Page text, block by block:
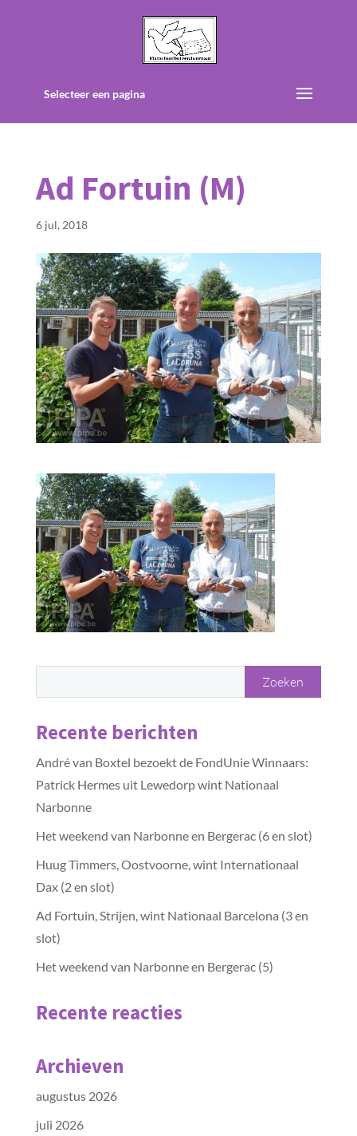
Selecteer een pagina
Ad Fortuin (M)
6 jul, 2018
Recente berichten
André van Boxtel bezoekt de FondUnie Winnaars:
Patrick Hermes uit Lewedorp wint Nationaal
Narbonne
Het weekend van Narbonne en Bergerac (6 en slot)
Huug Timmers, Oostvoorne, wint Internationaal
Dax (2 en slot)
Ad Fortuin, Strijen, wint Nationaal Barcelona (3 en
slot)
Het weekend van Narbonne en Bergerac (5)
Recente reacties
Archieven
augustus 2026
juli 2026